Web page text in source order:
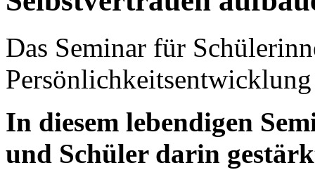
Das Seminar für
In diesem lebendigen
und Schüler darin